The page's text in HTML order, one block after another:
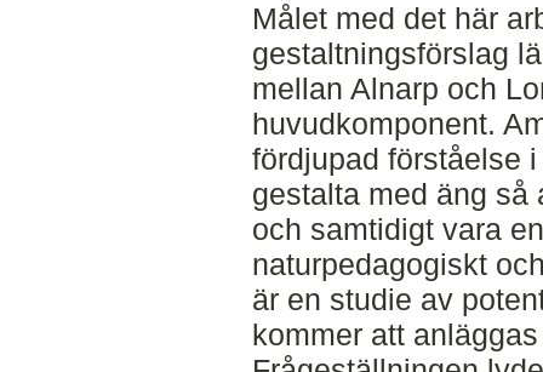
Målet med det här
gestaltningsförslag
mellan Alnarp och
huvudkomponent.
fördjupad förståelse
gestalta med äng så
och samtidigt vara
naturpedagogiskt
är en studie av
kommer att